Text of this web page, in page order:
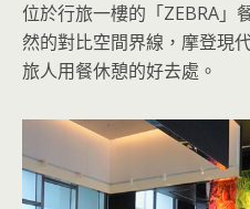
位於行旅一樓的「ZEBRA」
然的對比空間界線，摩登現
旅人用餐休憩的好去處。